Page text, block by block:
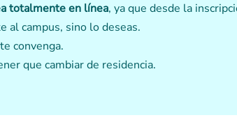
totalmente en línea, ya que desde la
al campus, sino lo deseas.
convenga.
que cambiar de residencia.